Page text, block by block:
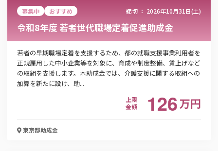
メールアドレス
電話番号
「PDF資料ダウンロード」ボタンを押下した時点
れます。
募集中 おすすめ 締切 ： 2026年10月31日(土)
令和8年度 若者世代職場定着促進助成金
若者の早期職場定着を支援するため、都の就職支援事業利用者を
正規雇用した中小企業等を対象に、育成や制度整備、賃上げなど
の取組を支援します。本助成金では、介護支援に関する取組への
加算を新たに設け、助...
上限
金額
126万円
東京都助成金